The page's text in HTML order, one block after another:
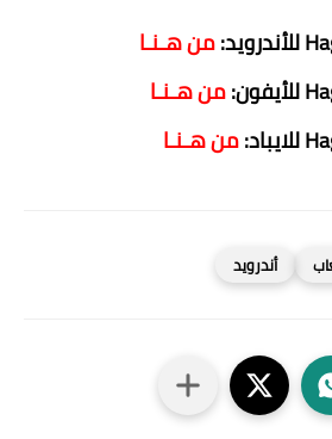
من هـنـا
من هـنـا
من هـنـا
أندرويد